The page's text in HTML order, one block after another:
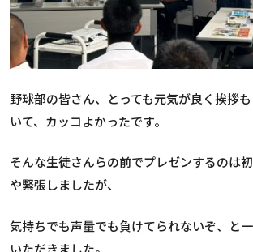
野球部の皆さん、とっても元気が良く挨拶
いて、カッコよかったです。
そんな生徒さんらの前でプレゼンするのは
や緊張しましたが、
気持ちでも声量でも負けてられないぞ、と
いただきました。